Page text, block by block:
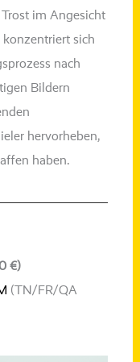
im Angesicht
sich
nach
Bildern
her­vor­he­ben,
haben.
€)
(TN/FR/QA